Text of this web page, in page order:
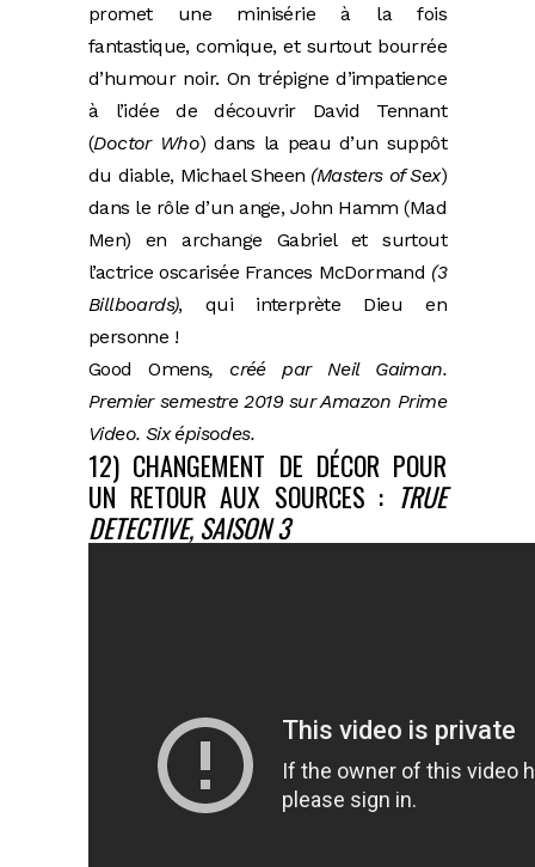
promet une minisérie à la fois
fantastique, comique, et surtout bourrée
d’humour noir. On trépigne d’impatience
à l’idée de découvrir David Tennant
(Doctor Who) dans la peau d’un suppôt
du diable, Michael Sheen (Masters of Sex)
dans le rôle d’un ange, John Hamm (Mad
Men) en archange Gabriel et surtout
l’actrice oscarisée Frances McDormand (3
Billboards), qui interprète Dieu en
personne !
Good Omens, créé par Neil Gaiman.
Premier semestre 2019 sur Amazon Prime
Video. Six épisodes.
12) CHANGEMENT DE DÉCOR POUR
UN RETOUR AUX SOURCES : TRUE
DETECTIVE, SAISON 3